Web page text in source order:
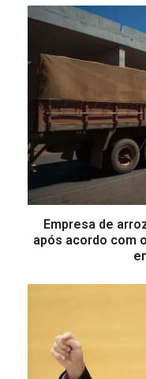
Empresa de
após acordo com